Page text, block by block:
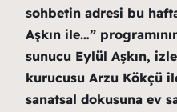
sohbetin adresi bu
Aşkın ile…”
sunucu Eylül Aşkın,
kurucusu Arzu Kökçü
sanatsal dokusuna ev